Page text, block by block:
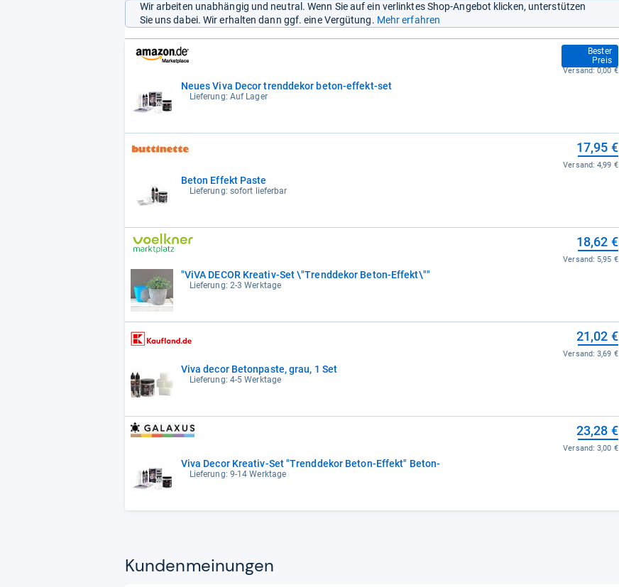
Wir arbeiten unabhängig und neutral. Wenn Sie auf ein verlinktes Shop-Angebot klicken, unterstützen
Sie uns dabei. Wir erhalten dann ggf. eine Vergütung. Mehr erfahren
Neues Viva Decor trenddekor beton-effekt-set
Lieferung: Auf Lager
Bester
Preis
16,95 €
Versand:0,00 €
Beton Effekt Paste
Lieferung: sofort lieferbar
17,95 €
Versand:4,99 €
"ViVA DECOR Kreativ-Set \"Trenddekor Beton-Effekt\""
Lieferung: 2-3 Werktage
18,62 €
Versand: 5,95 €
Viva decor Betonpaste, grau, 1 Set
Lieferung: 4-5 Werktage
21,02 €
Versand:3,69 €
Viva Decor Kreativ-Set "Trenddekor Beton-Effekt" Beton-
Lieferung: 9-14 Werktage
23,28 €
Versand:3,00 €
Kun­den­mei­nun­gen